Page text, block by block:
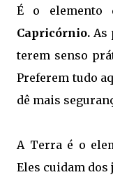
É o elemento
Capricórnio. As
terem senso
Preferem tudo
dê mais
A Terra é o
Eles cuidam